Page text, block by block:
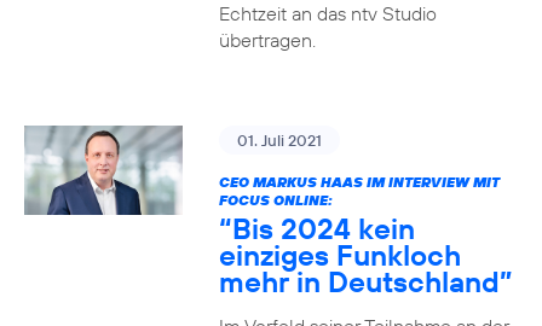
Echtzeit an das ntv Studio
übertragen.
01. Juli 2021
CEO MARKUS HAAS IM INTERVIEW MIT
FOCUS ONLINE:
“Bis 2024 kein
einziges Funkloch
mehr in Deutschland”